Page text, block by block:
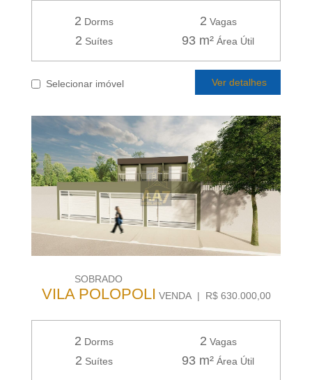
2 Dorms 2 Vagas
2 Suítes 93 m² Área Útil
Selecionar imóvel Ver detalhes
SOBRADO
VILA POLOPOLI VENDA | R$ 630.000,00
2 Dorms 2 Vagas
2 Suítes 93 m² Área Útil